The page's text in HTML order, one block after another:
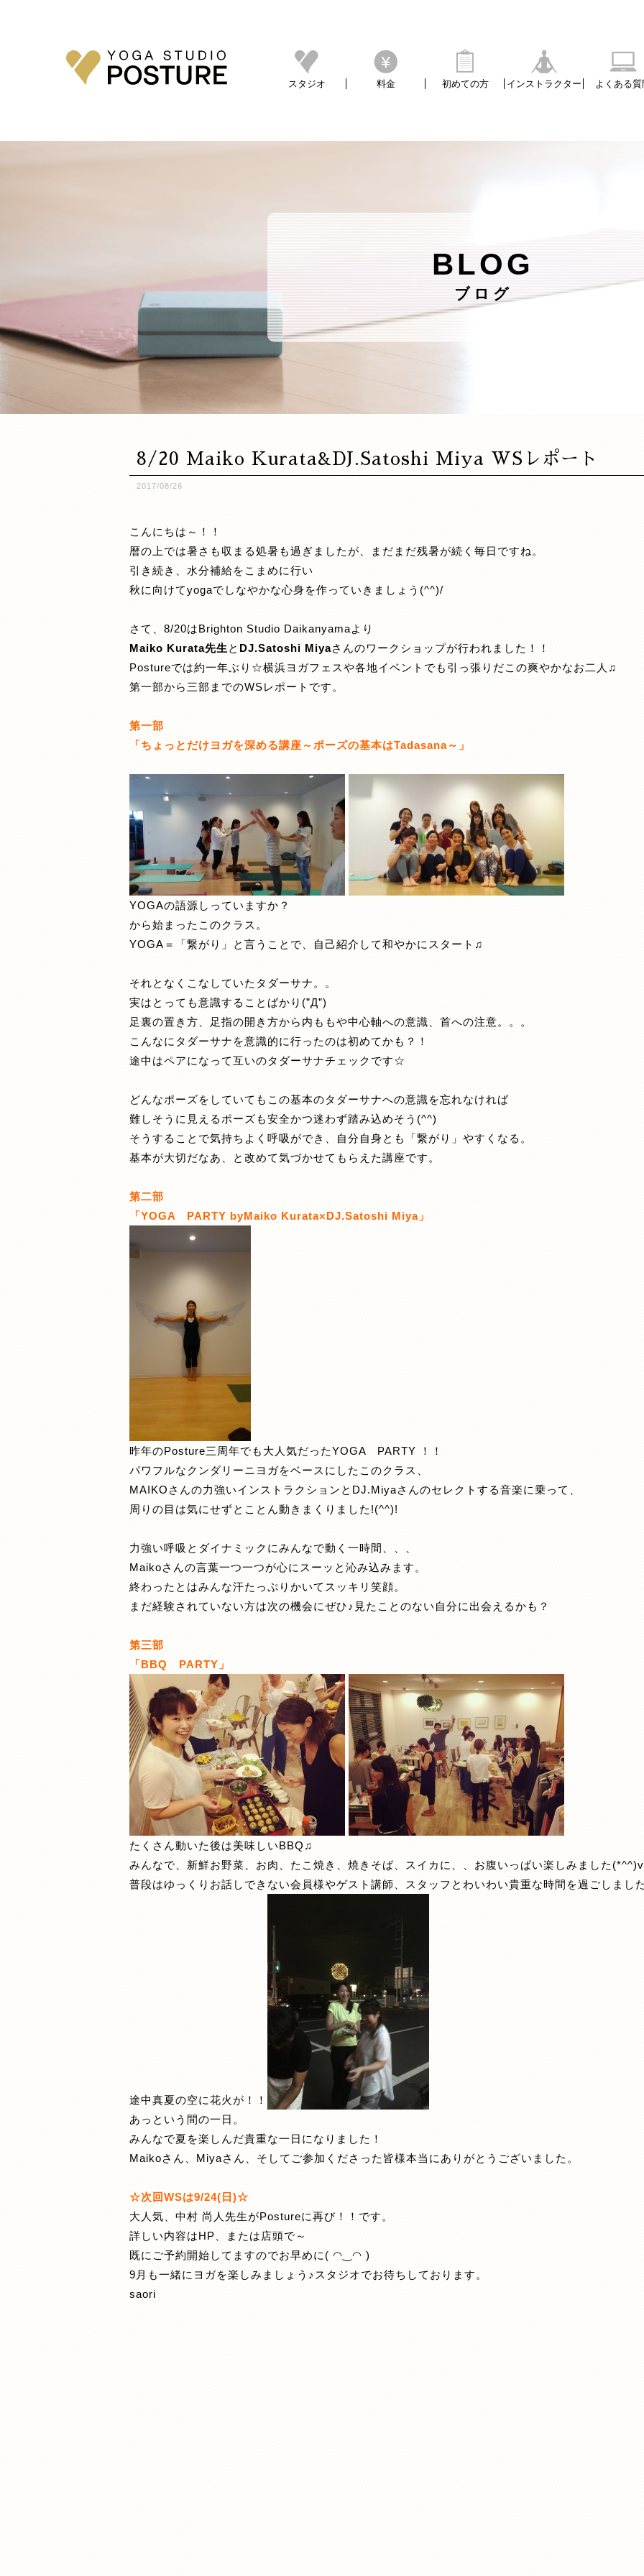
スタジオ 料金 初めての方 インストラクター よくある質
BLOG
ブログ
8/20 Maiko Kurata&DJ.Satoshi Miya WSレポート
2017/08/26
こんにちは～！！
暦の上では暑さも収まる処暑も過ぎましたが、まだまだ残暑が続く毎日ですね。
引き続き、水分補給をこまめに行い
秋に向けてyogaでしなやかな心身を作っていきましょう(^^)/
さて、8/20はBrighton Studio Daikanyamaより
Maiko Kurata先生 と DJ.Satoshi Miyaさんのワークショップが行われました！！
Postureでは約一年ぶり☆横浜ヨガフェスや各地イベントでも引っ張りだこの爽やかなお二人♫
第一部から三部までのWSレポートです。
第一部
「ちょっとだけヨガを深める講座～ポーズの基本はTadasana～」
YOGAの語源しっていますか？
から始まったこのクラス。
YOGA＝「繋がり」と言うことで、自己紹介して和やかにスタート♫
それとなくこなしていたタダーサナ。。
実はとっても意識することばかり(”Д”)
足裏の置き方、足指の開き方から内ももや中心軸への意識、首への注意。。。
こんなにタダーサナを意識的に行ったのは初めてかも？！
途中はペアになって互いのタダーサナチェックです☆
どんなポーズをしていてもこの基本のタダーサナへの意識を忘れなければ
難しそうに見えるポーズも安全かつ迷わず踏み込めそう(^^)
そうすることで気持ちよく呼吸ができ、自分自身とも「繋がり」やすくなる。
基本が大切だなあ、と改めて気づかせてもらえた講座です。
第二部
「YOGA PARTY byMaiko Kurata×DJ.Satoshi Miya」
昨年のPosture三周年でも大人気だったYOGA PARTY ！！
パワフルなクンダリーニヨガをベースにしたこのクラス、
MAIKOさんの力強いインストラクションとDJ.Miyaさんのセレクトする音楽に乗って、
周りの目は気にせずとことん動きまくりました!(^^)!
力強い呼吸とダイナミックにみんなで動く一時間、、、
Maikoさんの言葉一つ一つが心にスーッと沁み込みます。
終わったとはみんな汗たっぷりかいてスッキリ笑顔。
まだ経験されていない方は次の機会にぜひ♪見たことのない自分に出会えるかも？
第三部
「BBQ PARTY」
たくさん動いた後は美味しいBBQ♫
みんなで、新鮮お野菜、お肉、たこ焼き、焼きそば、スイカに、、お腹いっぱい楽しみました(*^^)v
普段はゆっくりお話しできない会員様やゲスト講師、スタッフとわいわい貴重な時間を過ごしまし
途中真夏の空に花火が！！
あっという間の一日。
みんなで夏を楽しんだ貴重な一日になりました！
Maikoさん、Miyaさん、そしてご参加くださった皆様本当にありがとうございました。
☆次回WSは9/24(日)☆
大人気、中村 尚人先生がPostureに再び！！です。
詳しい内容はHP、または店頭で～
既にご予約開始してますのでお早めに( ◠‿◠ )
9月も一緒にヨガを楽しみましょう♪スタジオでお待ちしております。
saori